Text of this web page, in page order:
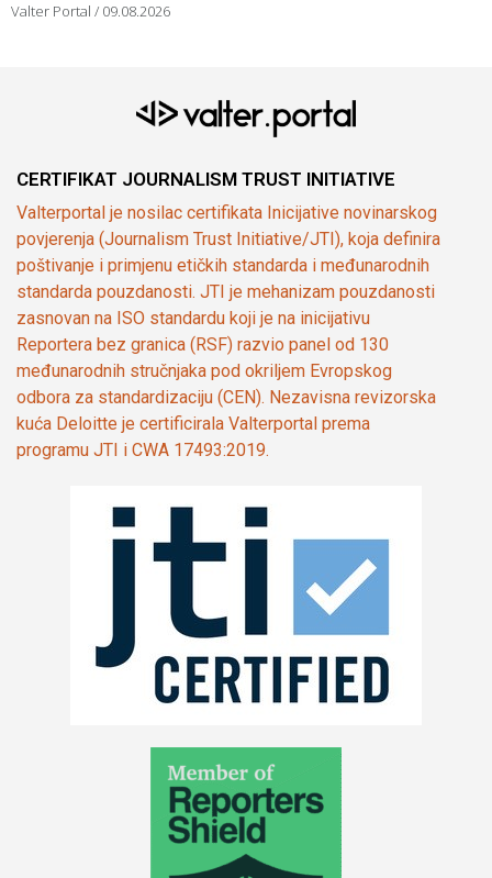
Valter Portal 09.08.2026
CERTIFIKAT JOURNALISM TRUST INITIATIVE
Valterportal je nosilac certifikata Inicijative novinarskog
povjerenja (Journalism Trust Initiative/JTI), koja definira
poštivanje i primjenu etičkih standarda i međunarodnih
standarda pouzdanosti. JTI je mehanizam pouzdanosti
zasnovan na ISO standardu koji je na inicijativu
Reportera bez granica (RSF) razvio panel od 130
međunarodnih stručnjaka pod okriljem Evropskog
odbora za standardizaciju (CEN). Nezavisna revizorska
kuća Deloitte je certificirala Valterportal prema
programu JTI i CWA 17493:2019.